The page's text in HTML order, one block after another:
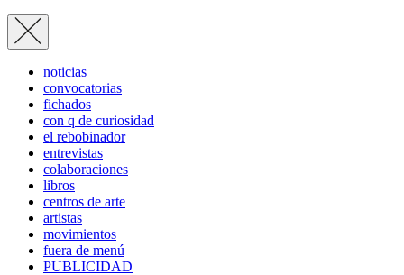
noticias
convocatorias
fichados
con q de curiosidad
el rebobinador
entrevistas
colaboraciones
libros
centros de arte
artistas
movimientos
fuera de menú
PUBLICIDAD